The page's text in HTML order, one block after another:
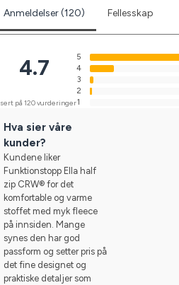
Anmeldelser (120) Fellesskap
4.7
på 120 vurderinger
5
4
3
2
1
Hva sier våre
kunder?
Kundene liker
Funktionstopp Ella half
zip CRW® for det
komfortable og varme
stoffet med myk fleece
på innsiden. Mange
synes den har god
passform og setter pris på
det fine designet og
praktiske detaljer som